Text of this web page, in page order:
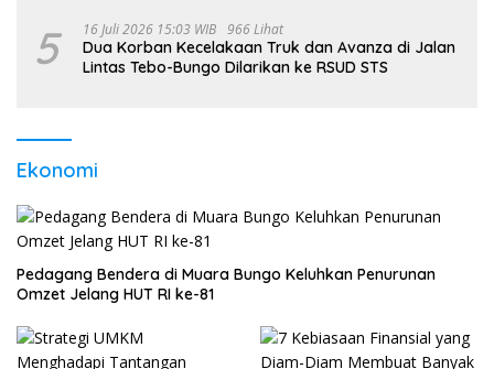
5 16 Juli 2026 15:03 WIB 966 Lihat
Dua Korban Kecelakaan Truk dan Avanza di Jalan
Lintas Tebo-Bungo Dilarikan ke RSUD STS
Ekonomi
Pedagang Bendera di Muara Bungo Keluhkan Penurunan
Omzet Jelang HUT RI ke-81